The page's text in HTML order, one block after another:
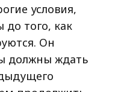
условия,
до того, как
Он
должны ждать